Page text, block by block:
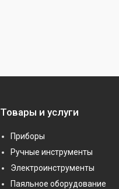
Товары и услуги
Приборы
Ручные инструменты
Электроинструменты
Паяльное оборудование